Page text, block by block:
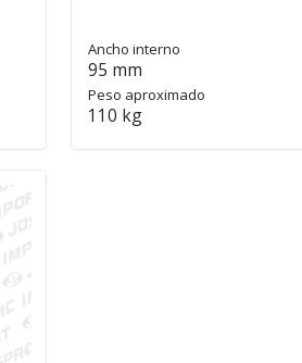
Ancho interno
95 mm
Peso aproximado
110 kg